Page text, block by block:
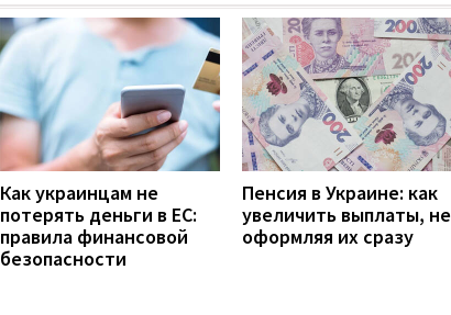
Как украинцам не
потерять деньги в ЕС:
правила финансовой
безопасности
Пенсия в Украине: как
увеличить выплаты, не
оформляя их сразу